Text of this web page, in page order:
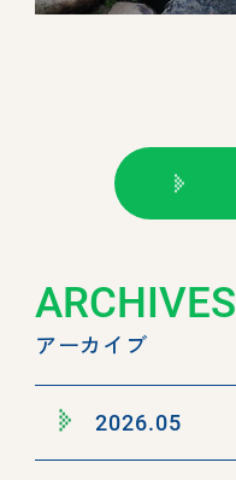
ARCHIVES
アーカイブ
2026.05